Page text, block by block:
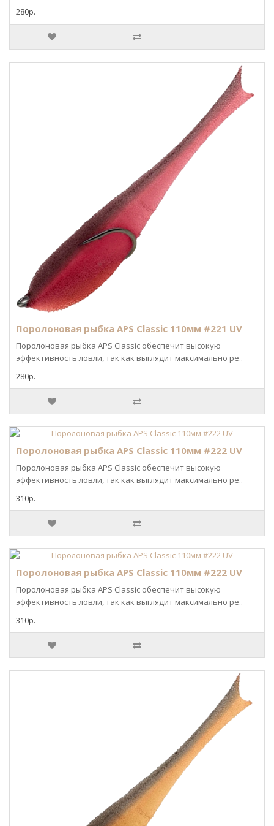
280р.
Поролоновая рыбка APS Classic 110мм #221 UV
Поролоновая рыбка APS Classic обеспечит высокую
эффективность ловли, так как выглядит максимально ре..
280р.
Поролоновая рыбка APS Classic 110мм #222 UV
Поролоновая рыбка APS Classic обеспечит высокую
эффективность ловли, так как выглядит максимально ре..
310р.
Поролоновая рыбка APS Classic 110мм #222 UV
Поролоновая рыбка APS Classic обеспечит высокую
эффективность ловли, так как выглядит максимально ре..
310р.